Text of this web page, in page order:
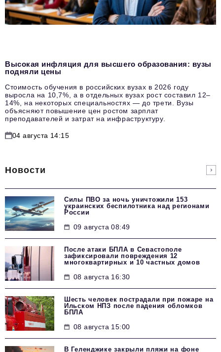
Высокая инфляция для высшего образования: вузы
подняли цены
Стоимость обучения в российских вузах в 2026 году
выросла на 10,7%, а в отдельных вузах рост составил 12–
14%, на некоторых специальностях — до трети. Вузы
объясняют повышение цен ростом зарплат
преподавателей и затрат на инфраструктуру.
04 августа 14:15
Новости
Силы ПВО за ночь уничтожили 153
украинских беспилотника над регионами
России
09 августа 08:49
После атаки БПЛА в Севастополе
зафиксировали повреждения 12
многоквартирных и 10 частных домов
08 августа 16:30
Шесть человек пострадали при пожаре на
Ильском НПЗ после падения обломков
БПЛА
08 августа 15:00
В Геленджике закрыли пляжи на фоне